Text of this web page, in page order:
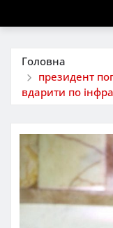
Головна
президент
вдарити по